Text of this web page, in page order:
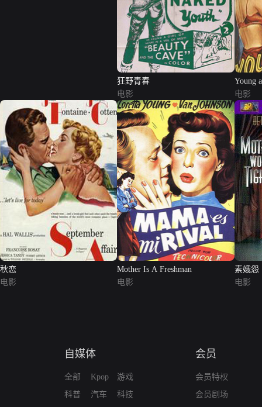
狂野青春
电影
Young
电影
秋恋
电影
Mother Is A Freshman
电影
素娥怨
电影
自媒体
全部
科普
Kpop
汽车
游戏
科技
会员
会员特权
会员剧场